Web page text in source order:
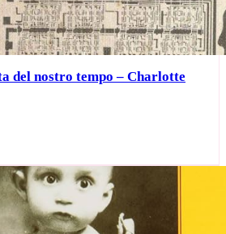
del nostro tempo – Charlotte